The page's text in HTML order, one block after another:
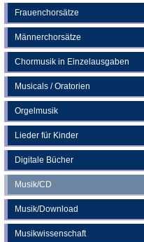
Frauenchorsätze
Männerchorsätze
Chormusik in Einzelausgaben
Musicals / Oratorien
Orgelmusik
Lieder für Kinder
Digitale Bücher
Musik/CD
Musik/Download
Musikwissenschaft